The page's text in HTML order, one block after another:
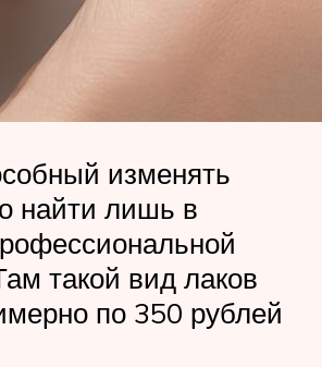
изменять
найти лишь в
такой вид лаков
по 350 рублей